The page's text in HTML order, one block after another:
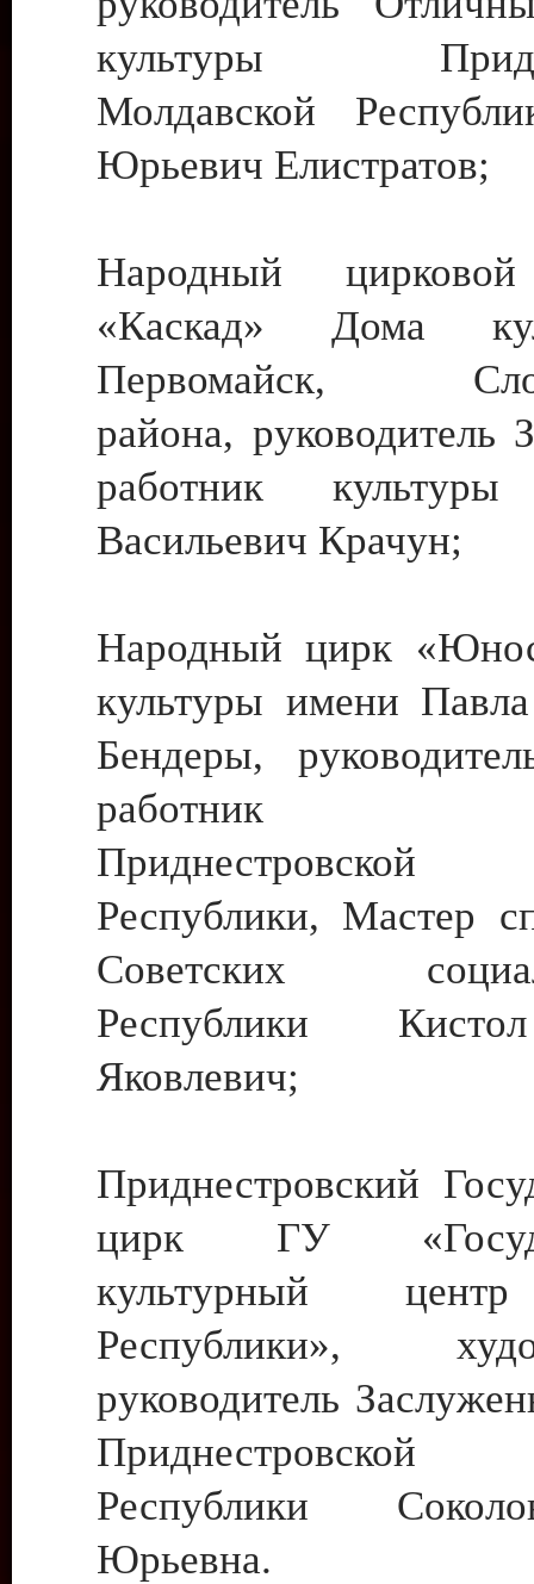
культуры
Молдавской
Юрьевич Елистратов;
Народный цирковой
«Каскад» Дома
Первомайск,
района, руководитель
работник культуры
Васильевич Крачун;
Народный цирк
культуры имени
Бендеры,
работник
Приднестровской
Республики, Мастер
Советских
Республики
Яковлевич;
Приднестровский
цирк ГУ
культурный
Республики»,
руководитель
Приднестровской
Республики
Юрьевна.